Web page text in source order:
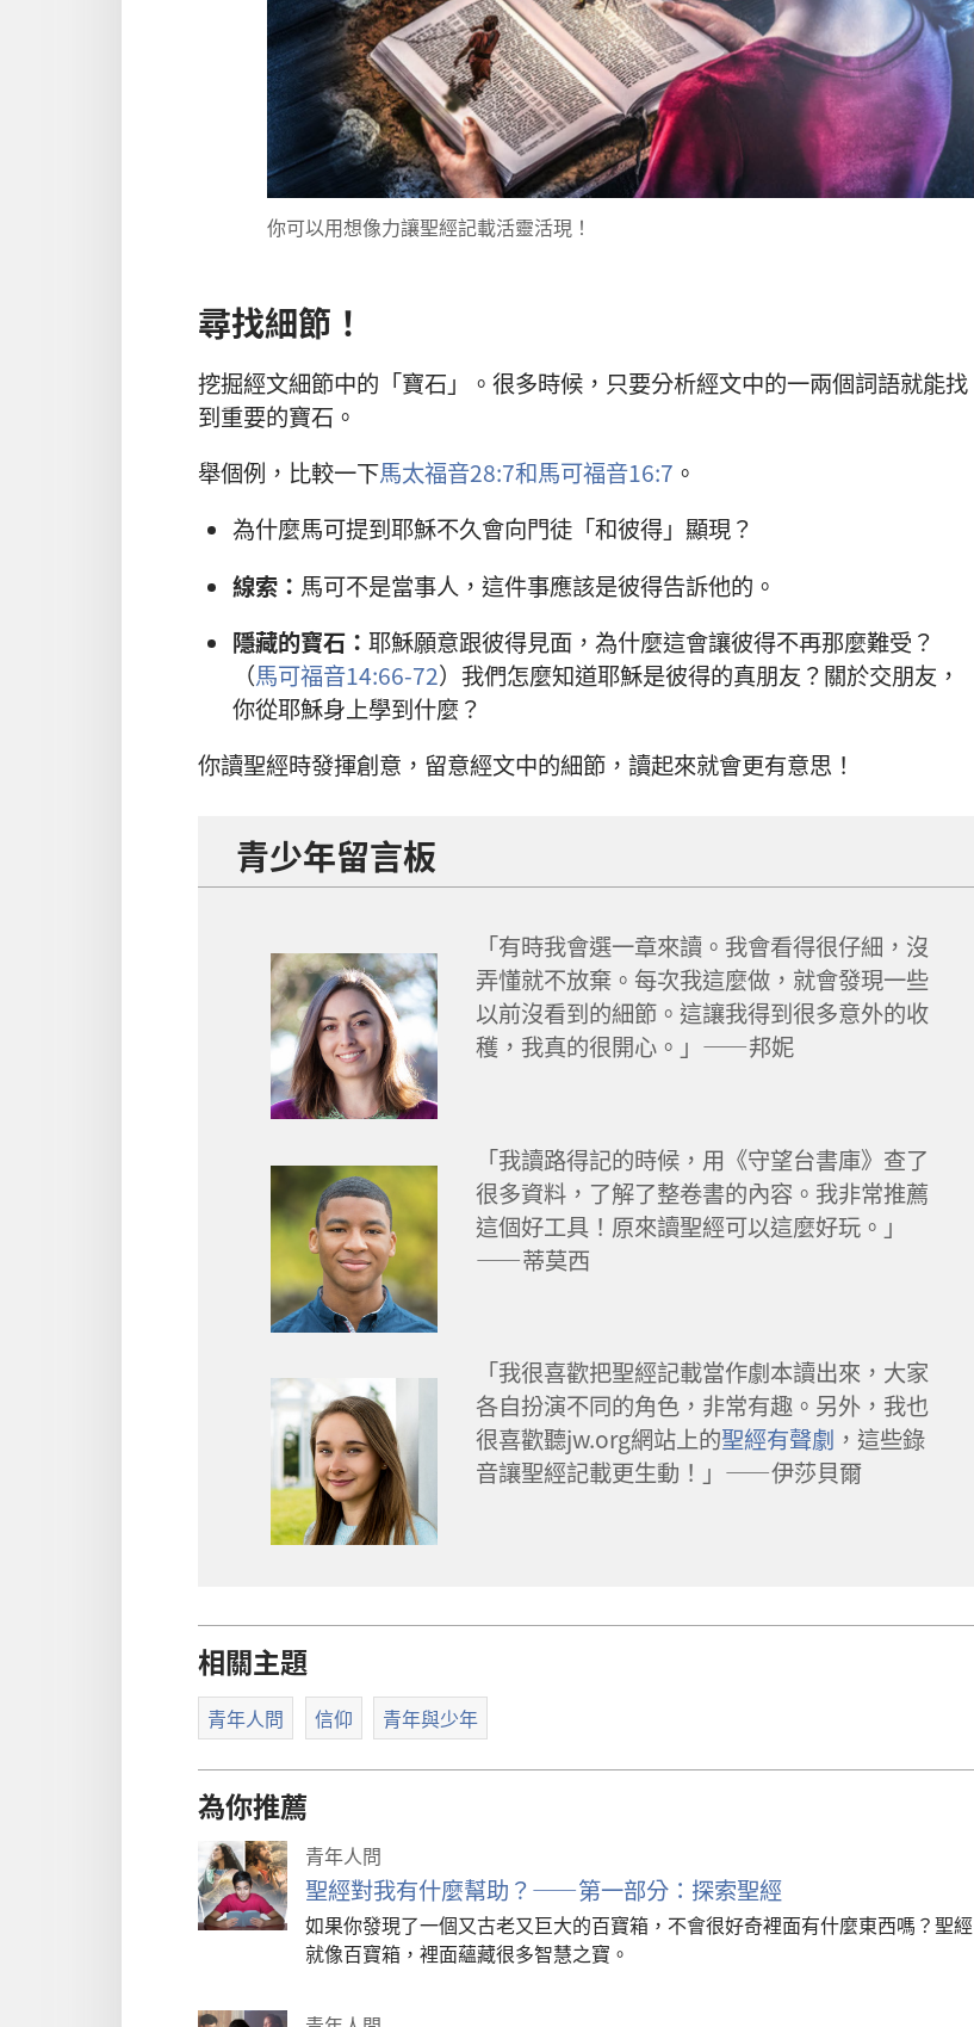
你可以用想像力讓聖經記載活靈活現！
尋找細節！
挖掘經文細節中的「寶石」。很多時候，只要分析經文中的一兩個詞語就能找
到重要的寶石。
舉個例，比較一下馬太福音28:7和馬可福音16:7 。
為什麼馬可提到耶穌不久會向門徒「和彼得」顯現？
線索： 馬可不是當事人，這件事應該是彼得告訴他的。
隱藏的寶石： 耶穌願意跟彼得見面，為什麼這會讓彼得不再那麼難受？
（馬可福音14:66-72）我們怎麼知道耶穌是彼得的真朋友？關於交朋友，
你從耶穌身上學到什麼？
你讀聖經時發揮創意，留意經文中的細節，讀起來就會更有意思！
青少年留言板
「有時我會選一章來讀。我會看得很仔細，沒
弄懂就不放棄。每次我這麼做，就會發現一些
以前沒看到的細節。這讓我得到很多意外的收
穫，我真的很開心。」——邦妮
「我讀路得記的時候，用《守望台書庫》查了
很多資料，了解了整卷書的內容。我非常推薦
這個好工具！原來讀聖經可以這麼好玩。」
——蒂莫西
「我很喜歡把聖經記載當作劇本讀出來，大家
各自扮演不同的角色，非常有趣。另外，我也
很喜歡聽jw.org網站上的聖經有聲劇 ，這些錄
音讓聖經記載更生動！」——伊莎貝爾
相關主題
青年人問 信仰 青年與少年
為你推薦
青年人問
聖經對我有什麼幫助？——第一部分：探索聖經
如果你發現了一個又古老又巨大的百寶箱，不會很好奇裡面有什麼東西嗎？聖經
就像百寶箱，裡面蘊藏很多智慧之寶。